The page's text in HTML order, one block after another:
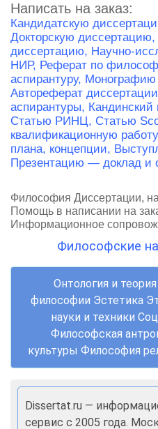
Написать на заказ:
Кандидатскую
Докторскую диссертацию,
диссертацию, Научно-
НИР, Реферат по
аспирантуру, Монографию
Автореферат
аспирантуры,
Статью РИНЦ, Статью
квалификационную
плана, концепции,
Презентацию — доклад и
Философия Диссертации,
Помощь в написании на
Информационное
Философские
Онтология и
философии Эстетика
науки и техники
Философская
культуры Философия
Dissertat.ru —
сервис с 2005 года.